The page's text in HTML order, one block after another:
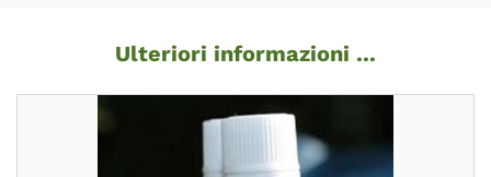
Ulteriori informazioni ...